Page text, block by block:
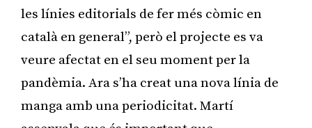
les línies editorials de fer més còmic en
català en general”, però el projecte es va
veure afectat en el seu moment per la
pandèmia. Ara s’ha creat una nova línia de
manga amb una periodicitat. Martí